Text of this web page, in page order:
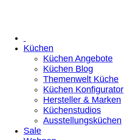
Küchen
Küchen Angebote
Küchen Blog
Themenwelt Küche
Küchen Konfigurator
Hersteller & Marken
Küchenstudios
Ausstellungsküchen
Sale